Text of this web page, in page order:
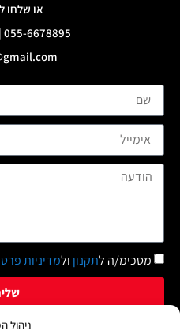
ניהול
או שלחו
055-6678895 | 04-6971469
מסכימ/ה לתקנון ולמדיניות